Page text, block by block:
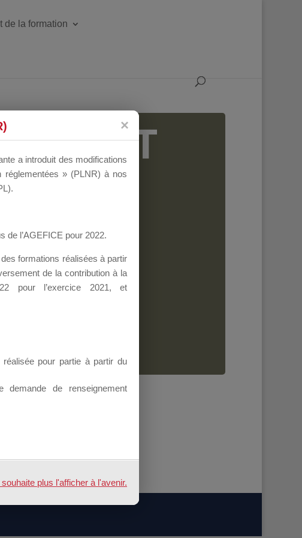
de la formation
du Dirigeant.
question.
a introduit des modifications
réglementées » (PLNR) à nos
de l’AGEFICE pour 2022.
formations réalisées à partir
de la contribution à la
pour l’exercice 2021, et
pour partie à partir du
de renseignement
plus l'afficher à l'avenir.